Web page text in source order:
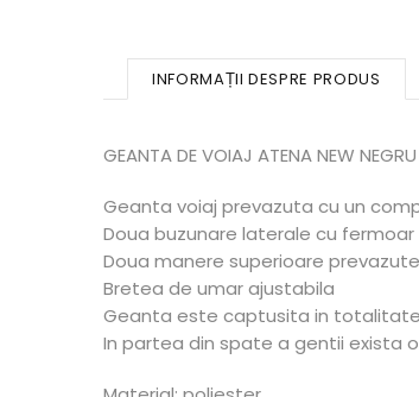
INFORMAȚII DESPRE PRODUS
GEANTA DE VOIAJ ATENA NEW
Geanta voiaj prevazuta cu un
Doua buzunare laterale cu fermoar
Doua manere superioare
Bretea de umar ajustabila
Geanta este captusita in totalitate
In partea din spate a gentii exista